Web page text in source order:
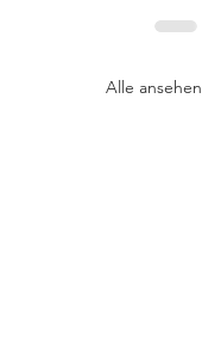
Alle ansehen